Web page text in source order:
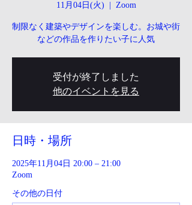
11月04日(火) Zoom
制限なく建築やデザインを楽しむ。お城や街
などの作品を作りたい子に人気
受付が終了しました
他のイベントを見る
日時・場所
2025年11月04日 20:00 – 21:00
Zoom
その他の日付